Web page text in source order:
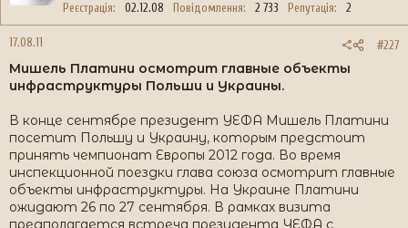
Реєстрація 02.12.08 Повідомлення 2 733 Репутація 2
17.08.11 #227
Мишель Платини осмотрит главные объекты
инфраструктуры Польши и Украины.
В конце сентябре президент УЕФА Мишель Платини
посетит Польшу и Украину, которым предстоит
принять чемпионат Европы 2012 года. Во время
инспекционной поездки глава союза осмотрит главные
объекты инфраструктуры. На Украине Платини
ожидают 26 по 27 сентября. В рамках визита
предполагается встреча президента УЕФА с